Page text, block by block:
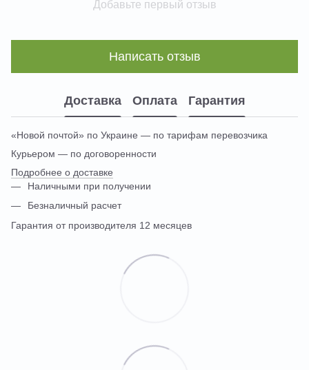
Добавьте первый отзыв
Написать отзыв
Доставка Оплата Гарантия
«Новой почтой» по Украине — по тарифам перевозчика
Курьером — по договоренности
Подробнее о доставке
Наличными при получении
Безналичный расчет
Гарантия от производителя 12 месяцев